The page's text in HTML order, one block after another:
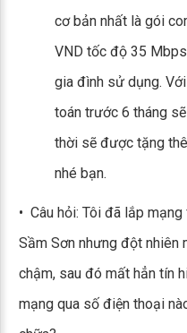
cơ bản nhất là gói
VND tốc độ 35
gia đình sử dụng.
toán trước 6 tháng
thời sẽ được tặng
nhé bạn.
• Câu hỏi: Tôi đã lắp
Sầm Sơn nhưng đột nhiên
chậm, sau đó mất hẳn tín
mạng qua số điện thoại